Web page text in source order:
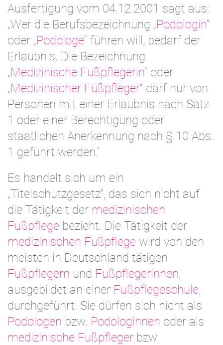
Ausfertigung vom 04.12.2001 sagt aus:
„Wer die Berufsbezeichnung „Podologin“
oder „Podologe“ führen will, bedarf der
Erlaubnis. Die Bezeichnung
„Medizinische Fußpflegerin“ oder
„Medizinischer Fußpfleger“ darf nur von
Personen mit einer Erlaubnis nach Satz
1 oder einer Berechtigung oder
staatlichen Anerkennung nach § 10 Abs.
1 geführt werden.“
Es handelt sich um ein
„Titelschutzgesetz“, das sich nicht auf
die Tätigkeit der medizinischen
Fußpflege bezieht. Die Tätigkeit der
medizinischen Fußpflege wird von den
meisten in Deutschland tätigen
Fußpflegern und Fußpflegerinnen,
ausgebildet an einer Fußpflegeschule,
durchgeführt. Sie dürfen sich nicht als
Podologen bzw. Podologinnen oder als
medizinische Fußpfleger bzw.